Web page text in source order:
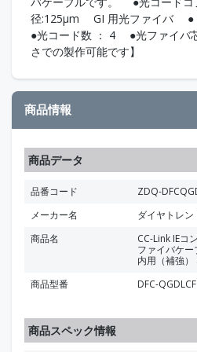
径:125μm GI 用光ファイバ ●
●光コード数 ： 4 ●光ファイバ
さでの製作可能です】
商品情報
商品データ
品番コード
ZDQ-
メーカー名
ダイヤトレン
商品名
CC-Link IEコ
ファイバケ
内用（補強）
商品型番
DFC-
商品スペック情報